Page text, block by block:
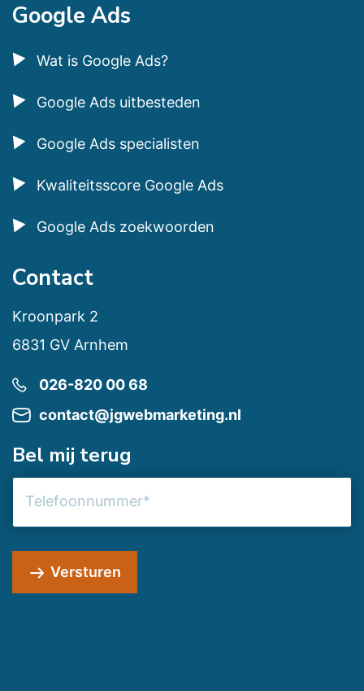
Google Ads
Wat is Google Ads?
Google Ads uitbesteden
Google Ads specialisten
Kwaliteitsscore Google Ads
Google Ads zoekwoorden
Contact
Kroonpark 2
6831 GV Arnhem
026-820 00 68
contact@jgwebmarketing.nl
Bel mij terug
Versturen